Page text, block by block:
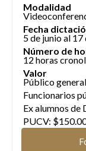
Modalidad
Fecha
5 de junio al
Número de
12 horas
Valor
Público
Funcionarios
Ex alumnos
PUCV: